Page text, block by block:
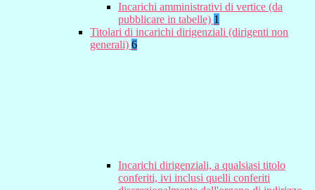
Incarichi amministrativi di vertice (da
pubblicare in tabelle) 1
Titolari di incarichi dirigenziali (dirigenti non
generali) 6
Incarichi dirigenziali, a qualsiasi titolo
conferiti, ivi inclusi quelli conferiti